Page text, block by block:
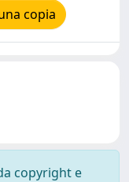
copia
copyright e